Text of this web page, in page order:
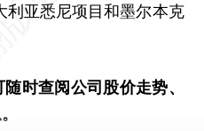
利亚悉尼项目和墨尔本克
随时查阅公司股价走势、